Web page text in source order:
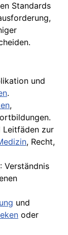
Standards
und
.
,
Leitfäden zur
, Recht,
: Verständnis
und
oder